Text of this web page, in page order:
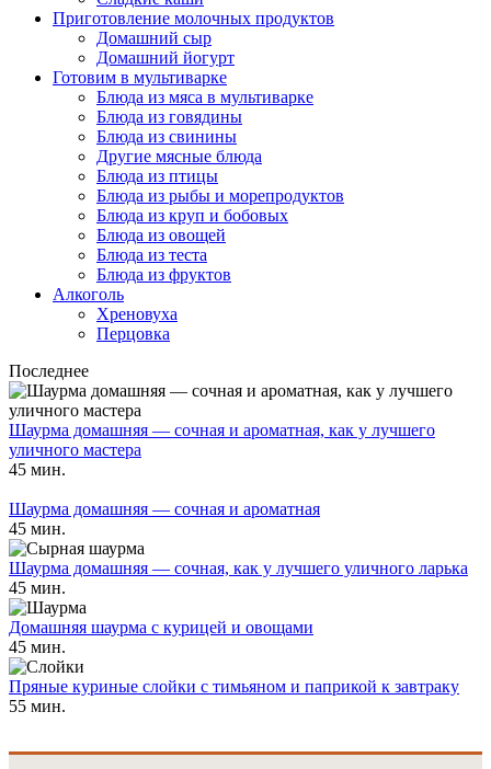
Приготовление молочных продуктов
Домашний сыр
Домашний йогурт
Готовим в мультиварке
Блюда из мяса в мультиварке
Блюда из говядины
Блюда из свинины
Другие мясные блюда
Блюда из птицы
Блюда из рыбы и морепродуктов
Блюда из круп и бобовых
Блюда из овощей
Блюда из теста
Блюда из фруктов
Алкоголь
Хреновуха
Перцовка
Последнее
Шаурма домашняя — сочная и ароматная, как у лучшего
уличного мастера
45 мин.
Шаурма домашняя — сочная и ароматная
45 мин.
Шаурма домашняя — сочная, как у лучшего уличного ларька
45 мин.
Домашняя шаурма с курицей и овощами
45 мин.
Пряные куриные слойки с тимьяном и паприкой к завтраку
55 мин.